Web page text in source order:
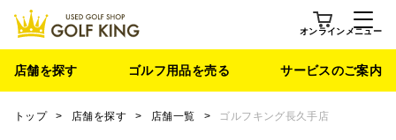
オンライン メニュー
店舗を探す ゴルフ用品を売る サービスのご案内
トップ > 店舗を探す > 店舗一覧 > ゴルフキング長久手店